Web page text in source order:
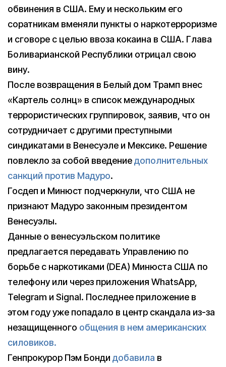
обвинения в США. Ему и нескольким его
соратникам вменяли пункты о наркотерроризме
и сговоре с целью ввоза кокаина в США. Глава
Боливарианской Республики отрицал свою
вину.
После возвращения в Белый дом Трамп внес
«Картель солнц» в список международных
террористических группировок, заявив, что он
сотрудничает с другими преступными
синдикатами в Венесуэле и Мексике. Решение
повлекло за собой введениедополнительных
санкций против Мадуро.
Госдеп и Минюст подчеркнули, что США не
признают Мадуро законным президентом
Венесуэлы.
Данные о венесуэльском политике
предлагается передавать Управлению по
борьбе с наркотиками (DEA) Минюста США по
телефону или через приложения WhatsApp,
Telegram и Signal. Последнее приложение в
этом году уже попадало в центр скандала из-за
незащищенного общения в нем американских
силовиков.
Генпрокурор Пэм Бонди добавила в